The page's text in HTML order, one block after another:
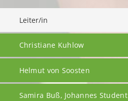
Leiter/in
Christiane Kuhlow
Helmut von Soosten
Samira Buß, Johannes Student